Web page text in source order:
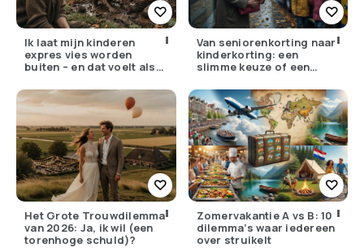
Ik laat mijn kinderen
expres vies worden
buiten – en dat voelt als
Van seniorenkorting naar
kinderkorting: een
slimme keuze of een
Het Grote Trouwdilemma
van 2026: Ja, ik wil (een
torenhoge schuld)?
Zomervakantie A vs B: 10
dilemma’s waar iedereen
over struikelt